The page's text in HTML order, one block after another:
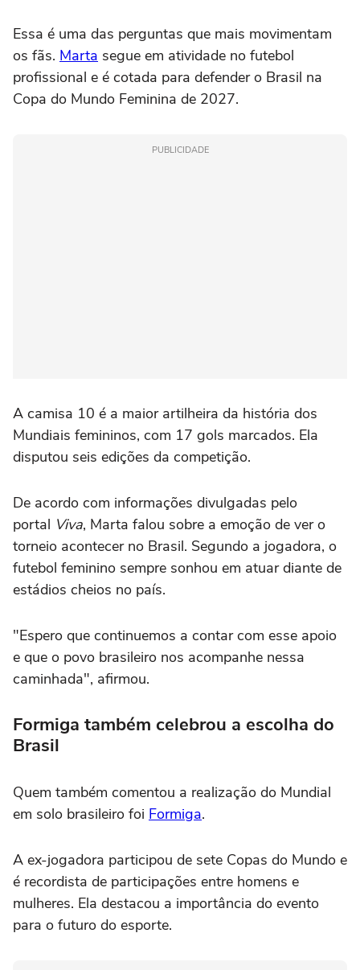
Essa é uma das perguntas que mais movimentam
os fãs. Marta segue em atividade no futebol
profissional e é cotada para defender o Brasil na
Copa do Mundo Feminina de 2027.
PUBLICIDADE
A camisa 10 é a maior artilheira da história dos
Mundiais femininos, com 17 gols marcados. Ela
disputou seis edições da competição.
De acordo com informações divulgadas pelo
portal Viva, Marta falou sobre a emoção de ver o
torneio acontecer no Brasil. Segundo a jogadora, o
futebol feminino sempre sonhou em atuar diante de
estádios cheios no país.
"Espero que continuemos a contar com esse apoio
e que o povo brasileiro nos acompanhe nessa
caminhada", afirmou.
Formiga também celebrou a escolha do
Brasil
Quem também comentou a realização do Mundial
em solo brasileiro foi Formiga.
A ex-jogadora participou de sete Copas do Mundo e
é recordista de participações entre homens e
mulheres. Ela destacou a importância do evento
para o futuro do esporte.